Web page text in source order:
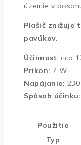
územie v
Plašič znižuje
pavúkov.
Účinnosť: cca
Príkon: 7 W
Napájanie:
Spôsob účinku:
Použitie
Typ